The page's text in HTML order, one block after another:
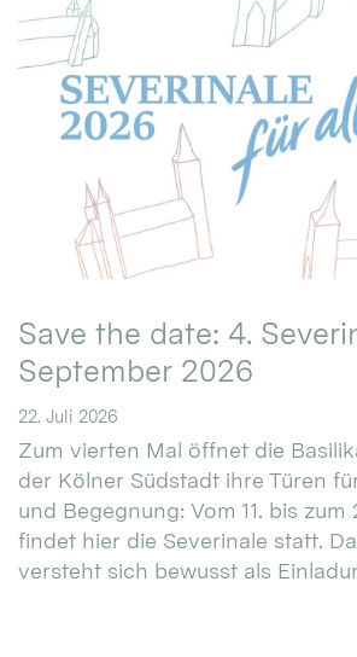
Save the date: 4.
September 2026
22. Juli 2026
Zum vierten Mal öffnet die
der Kölner Südstadt ihre Türen
und Begegnung: Vom 11. bis zum
findet hier die Severinale statt.
versteht sich bewusst als